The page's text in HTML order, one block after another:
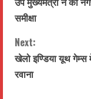
o
n
t
समीक्षा
Next:
खेलो इण्डिया यूथ गेम्स
रवाना